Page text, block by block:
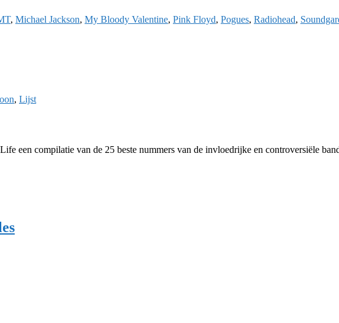
, Michael Jackson, My Bloody Valentine, Pink Floyd, Pogues, Radiohead,
, Lijst
een compilatie van de 25 beste nummers van de invloedrijke en controversiële